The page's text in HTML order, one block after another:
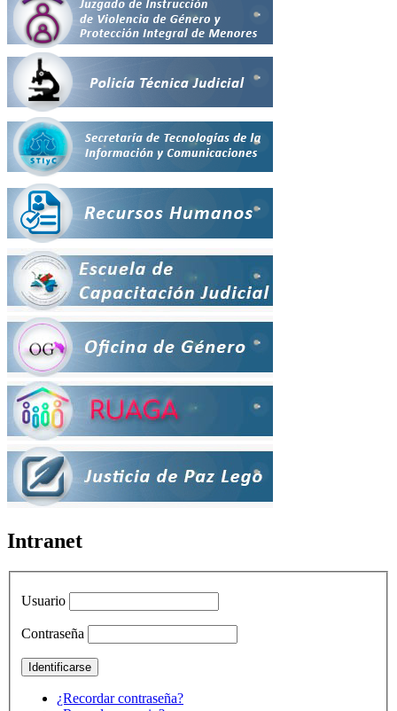
Intranet
Usuario
Contraseña
¿Recordar contraseña?